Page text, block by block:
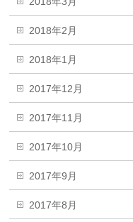
2018年2月
2018年1月
2017年12月
2017年11月
2017年10月
2017年9月
2017年8月